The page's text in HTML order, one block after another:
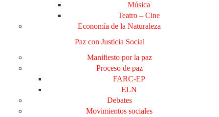
Música
Teatro – Cine
Economía de la Naturaleza
Paz con Justicia Social
Manifiesto por la paz
Proceso de paz
FARC-EP
ELN
Debates
Movimientos sociales